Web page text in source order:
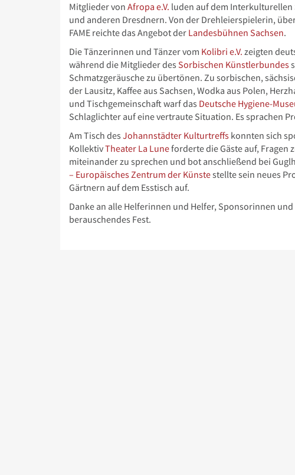
Mitglieder von Afropa e.V. luden auf dem Interkulturellen
und anderen Dresdnern. Von der Drehleierspielerin,
FAME reichte das Angebot der Landesbühnen Sachsen.
Die Tänzerinnen und Tänzer vom Kolibri e.V. zeigten
während die Mitglieder des Sorbischen Künstlerbundes
Schmatzgeräusche zu übertönen. Zu sorbischen,
der Lausitz, Kaffee aus Sachsen, Wodka aus Polen,
und Tischgemeinschaft warf das Deutsche Hygiene-
Schlaglichter auf eine vertraute Situation. Es sprachen
Am Tisch des Johannstädter Kulturtreffs konnten sich
KollektivTheater La Luneforderte die Gäste auf, Fragen
miteinander zu sprechen und bot anschließend bei
– Europäisches Zentrum der Künstestellte sein neues
Gärtnern auf dem Esstisch auf.
Danke an alle Helferinnen und Helfer, Sponsorinnen
berauschendes Fest.